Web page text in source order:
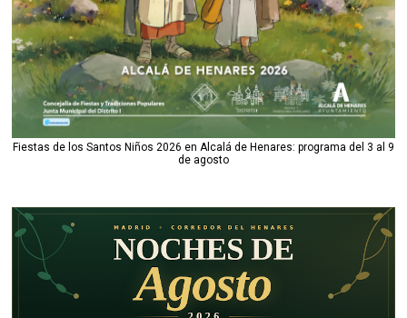
Fiestas de los Santos Niños 2026 en Alcalá de Henares: programa del 3 al 9
de agosto